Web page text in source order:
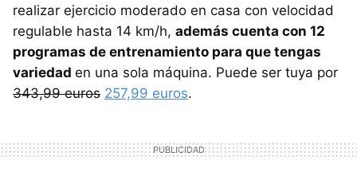
realizar ejercicio moderado en casa con velocidad
regulable hasta 14 km/h, además cuenta con 12
programas de entrenamiento para que tengas
variedad en una sola máquina. Puede ser tuya por
343,99 euros 257,99 euros.